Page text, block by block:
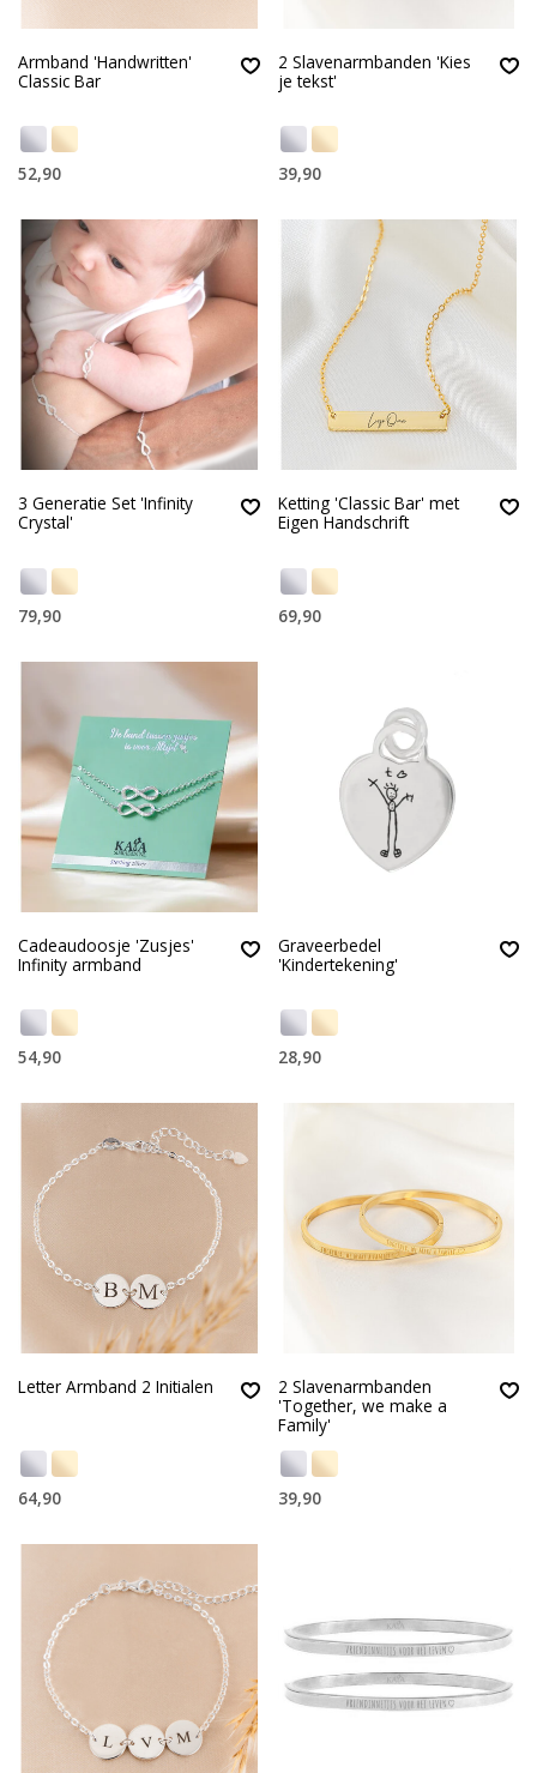
Armband 'Handwritten'
Classic Bar
52,90
2 Slavenarmbanden 'Kies
je tekst'
39,90
3 Generatie Set 'Infinity
Crystal'
79,90
Ketting 'Classic Bar' met
Eigen Handschrift
69,90
Cadeaudoosje 'Zusjes'
Infinity armband
54,90
Graveerbedel
'Kindertekening'
28,90
Letter Armband 2 Initialen
64,90
2 Slavenarmbanden
'Together, we make a
Family'
39,90